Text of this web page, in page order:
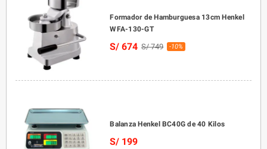
Formador de Hamburguesa 13cm Henkel
WFA-130-GT
S/ 674 S/ 749 -10%
Balanza Henkel BC40G de 40 Kilos
S/ 199